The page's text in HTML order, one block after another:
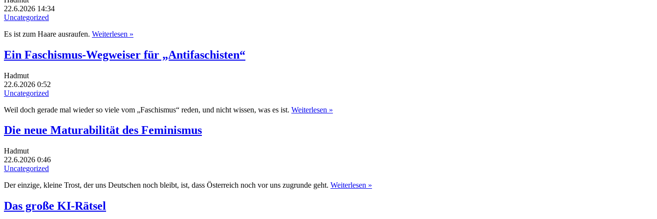
22.6.2026 14:34
Uncategorized
Es ist zum Haare ausraufen. Weiterlesen »
Ein Faschismus-Wegweiser für „Antifaschisten“
Hadmut
22.6.2026 0:52
Uncategorized
Weil doch gerade mal wieder so viele vom „Faschismus“ reden, und nicht wissen, was es ist. Weiterlesen »
Die neue Maturabilität des Feminismus
Hadmut
22.6.2026 0:46
Uncategorized
Der einzige, kleine Trost, der uns Deutschen noch bleibt, ist, dass Österreich noch vor uns zugrunde geht. Weiterlesen »
Das große KI-Rätsel